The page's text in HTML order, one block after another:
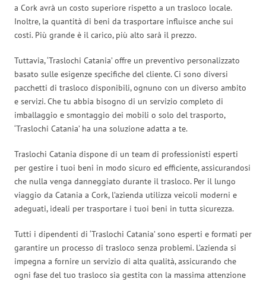
a Cork avrà un costo superiore rispetto a un trasloco locale.
Inoltre, la quantità di beni da trasportare influisce anche sui
costi. Più grande è il carico, più alto sarà il prezzo.
Tuttavia, ‘Traslochi Catania’ offre un preventivo personalizzato
basato sulle esigenze specifiche del cliente. Ci sono diversi
pacchetti di trasloco disponibili, ognuno con un diverso ambito
e servizi. Che tu abbia bisogno di un servizio completo di
imballaggio e smontaggio dei mobili o solo del trasporto,
‘Traslochi Catania’ ha una soluzione adatta a te.
Traslochi Catania dispone di un team di professionisti esperti
per gestire i tuoi beni in modo sicuro ed efficiente, assicurandosi
che nulla venga danneggiato durante il trasloco. Per il lungo
viaggio da Catania a Cork, l’azienda utilizza veicoli moderni e
adeguati, ideali per trasportare i tuoi beni in tutta sicurezza.
Tutti i dipendenti di ‘Traslochi Catania’ sono esperti e formati per
garantire un processo di trasloco senza problemi. L’azienda si
impegna a fornire un servizio di alta qualità, assicurando che
ogni fase del tuo trasloco sia gestita con la massima attenzione